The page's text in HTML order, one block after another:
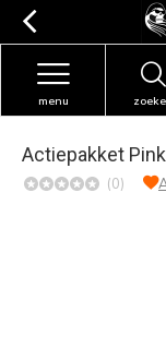
menu
Actiepakket
(0)